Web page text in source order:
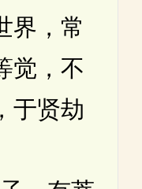
界，常
觉，不
于贤劫